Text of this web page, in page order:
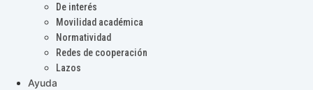
De interés
Movilidad académica
Normatividad
Redes de cooperación
Lazos
Ayuda